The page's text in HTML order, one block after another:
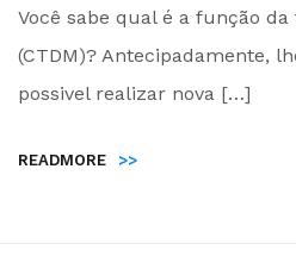
by
Você sabe qual é a função
(CTDM)? Antecipadamente,
possivel realizar nova […]
READMORE >>